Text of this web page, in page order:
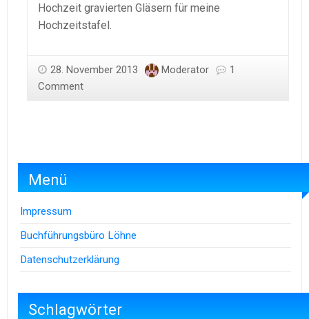
Hochzeit gravierten Gläsern für meine
Hochzeitstafel.
28. November 2013 Moderator
1
Comment
Menü
Impressum
Buchführungsbüro Löhne
Datenschutzerklärung
Schlagwörter